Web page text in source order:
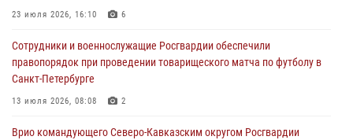
В Центральном округе Росгвардии прошли мероприятия к
06 августа 2026, 13:24
Росгвардейцы задержали мужчину, открывшего стрельбу в
Подмосковье (видео)
23 июля 2026, 16:10 6
Сотрудники и военнослужащие Росгвардии обеспечили
правопорядок при проведении товарищеского матча по футболу в
Санкт-Петербурге
13 июля 2026, 08:08 2
Врио командующего Северо-Кавказским округом Росгвардии